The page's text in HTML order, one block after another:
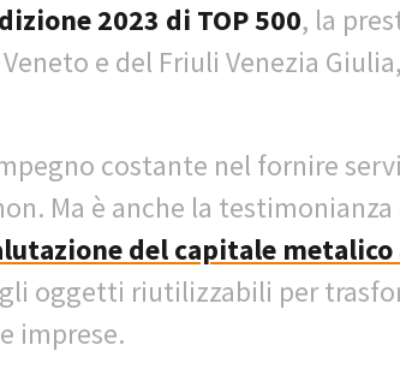
2023 di TOP 500, la
e del Friuli Venezia
costante nel fornire
Ma è anche la
del capitale metalico
oggetti riutilizzabili per
imprese.